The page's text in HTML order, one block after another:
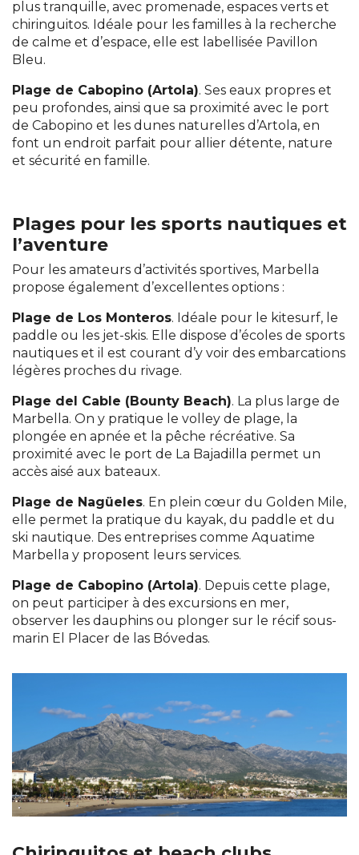
plus tranquille, avec promenade, espaces verts et
chiringuitos. Idéale pour les familles à la recherche
de calme et d’espace, elle est labellisée Pavillon
Bleu.
Plage de Cabopino (Artola). Ses eaux propres et
peu profondes, ainsi que sa proximité avec le port
de Cabopino et les dunes naturelles d’Artola, en
font un endroit parfait pour allier détente, nature
et sécurité en famille.
Plages pour les sports nautiques et
l’aventure
Pour les amateurs d’activités sportives, Marbella
propose également d’excellentes options :
Plage de Los Monteros. Idéale pour le kitesurf, le
paddle ou les jet-skis. Elle dispose d’écoles de sports
nautiques et il est courant d’y voir des embarcations
légères proches du rivage.
Plage del Cable (Bounty Beach). La plus large de
Marbella. On y pratique le volley de plage, la
plongée en apnée et la pêche récréative. Sa
proximité avec le port de La Bajadilla permet un
accès aisé aux bateaux.
Plage de Nagüeles. En plein cœur du Golden Mile,
elle permet la pratique du kayak, du paddle et du
ski nautique. Des entreprises comme Aquatime
Marbella y proposent leurs services.
Plage de Cabopino (Artola). Depuis cette plage,
on peut participer à des excursions en mer,
observer les dauphins ou plonger sur le récif sous-
marin El Placer de las Bóvedas.